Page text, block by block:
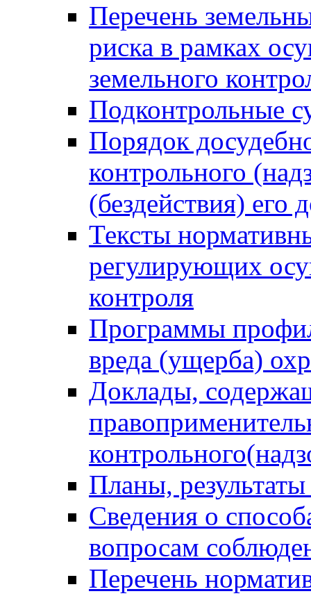
Перечень
риска в рамках
земельного
Подконтрольные
Порядок
контрольного
(бездействия)
Тексты
регулирующих
контроля
Программы
вреда (ущерба)
Доклады,
Планы,
Сведения о
вопросам
Перечень